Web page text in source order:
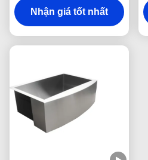
trước trong thép không
gỉ 304 cho bếp
Nhận giá tốt nhất